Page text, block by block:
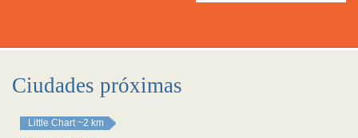
Ciudades próximas
Little Chart ~2 km